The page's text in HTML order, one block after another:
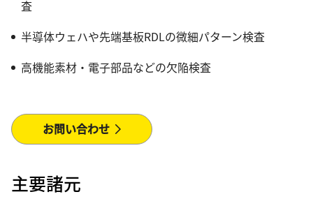
査
半導体ウェハや先端基板RDLの微細パターン検査
高機能素材・電子部品などの欠陥検査
お問い合わせ
主要諸元